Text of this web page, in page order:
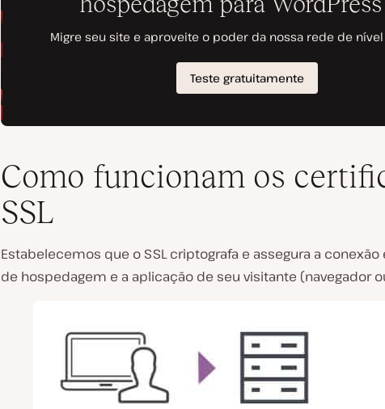
Como funcionam os
SSL
Estabelecemos que o SSL criptografa e assegura a
de hospedagem e a aplicação de seu visitante (navegador